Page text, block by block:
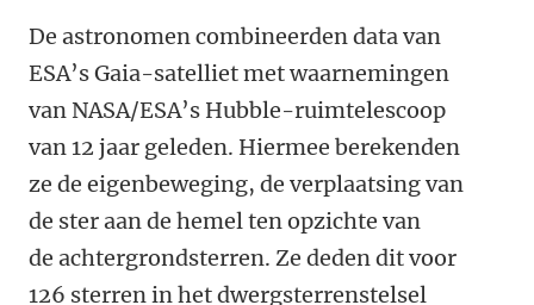
De astronomencombineerden data van
ESA’s Gaia-satelliet met waarnemingen
van NASA/ESA’s Hubble-ruimtelescoop
van 12 jaar geleden. Hiermee berekenden
ze de eigenbeweging, de verplaatsing van
de ster aan de hemel ten opzichte van
de achtergrondsterren. Ze deden dit voor
126 sterren in het dwergsterrenstelsel